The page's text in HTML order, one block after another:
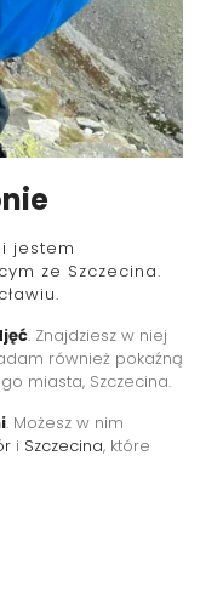
i jestem
ze Szczecina.
. Znajdziesz w niej
również pokaźną
miasta, Szczecina.
. Możesz w nim
i Szczecina, które